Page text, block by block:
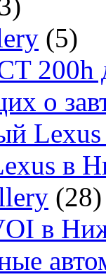
(5)
200h
о
Lexus
в
(28)
в